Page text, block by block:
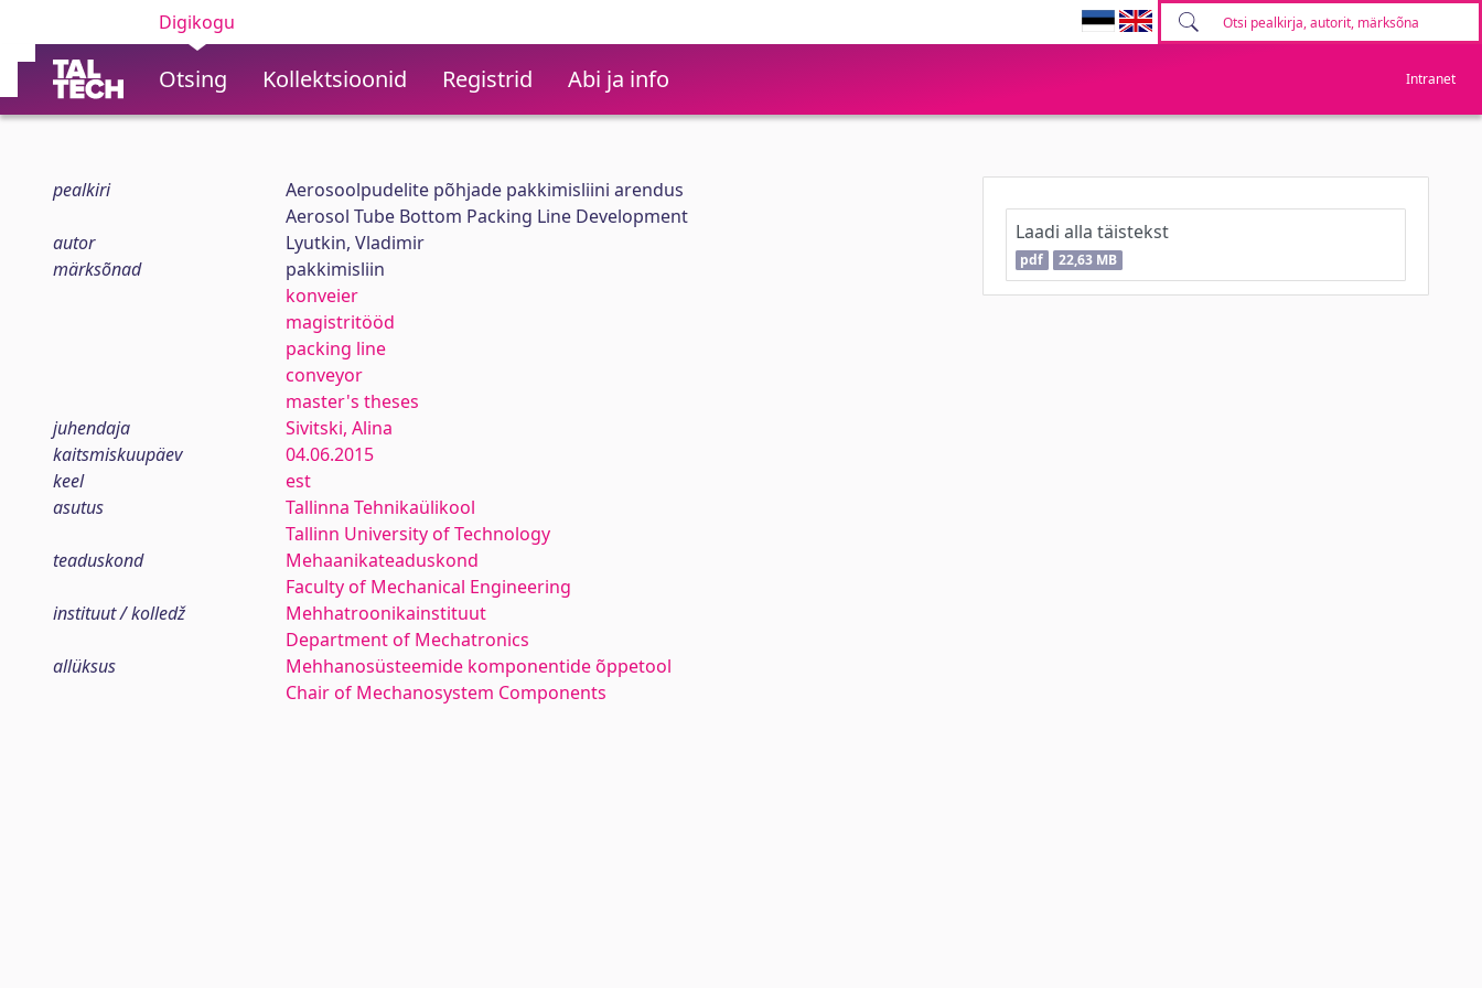
Digikogu
Otsing Kollektsioonid Registrid Abi ja info Intranet
pealkiri
Aerosoolpudelite põhjade pakkimisliini arendus
Aerosol Tube Bottom Packing Line Development
autor
Lyutkin, Vladimir
märksõnad
pakkimisliin
konveier
magistritööd
packing line
conveyor
master's theses
juhendaja
Sivitski, Alina
kaitsmiskuupäev
04.06.2015
keel
est
asutus
Tallinna Tehnikaülikool
Tallinn University of Technology
teaduskond
Mehaanikateaduskond
Faculty of Mechanical Engineering
instituut / kolledž
Mehhatroonikainstituut
Department of Mechatronics
allüksus
Mehhanosüsteemide komponentide õppetool
Chair of Mechanosystem Components
Laadi alla täistekst
pdf 22,63 MB